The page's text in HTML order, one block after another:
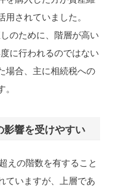
されていました。
のために、階層が高い
に行われるのではない
場合、主に相続税への
影響を受けやすい
えの階数を有すること
ていますが、上層であ